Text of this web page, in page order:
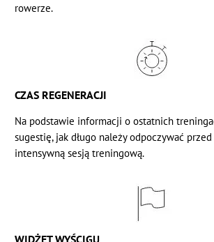
rowerze.
CZAS REGENERACJI
Na podstawie informacji o ostatnich
sugestię, jak długo należy odpoczywać
intensywną sesją treningową.
WIDŻET WYŚCIGU